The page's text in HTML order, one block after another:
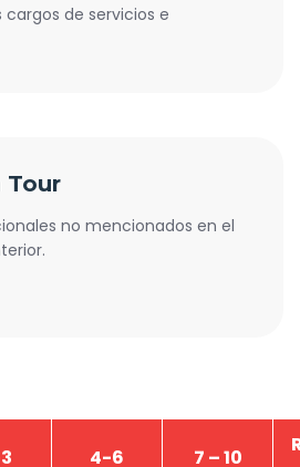
cargos de servicios e
Tour
no mencionados en el
4-6 7 – 10